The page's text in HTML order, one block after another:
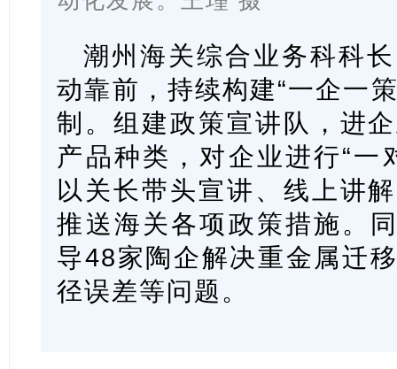
潮州海关综合业务科科
动靠前，持续构建“一企一
制。组建政策宣讲队，进
产品种类，对企业进行“一
以关长带头宣讲、线上讲
推送海关各项政策措施。
导48家陶企解决重金属迁
径误差等问题。